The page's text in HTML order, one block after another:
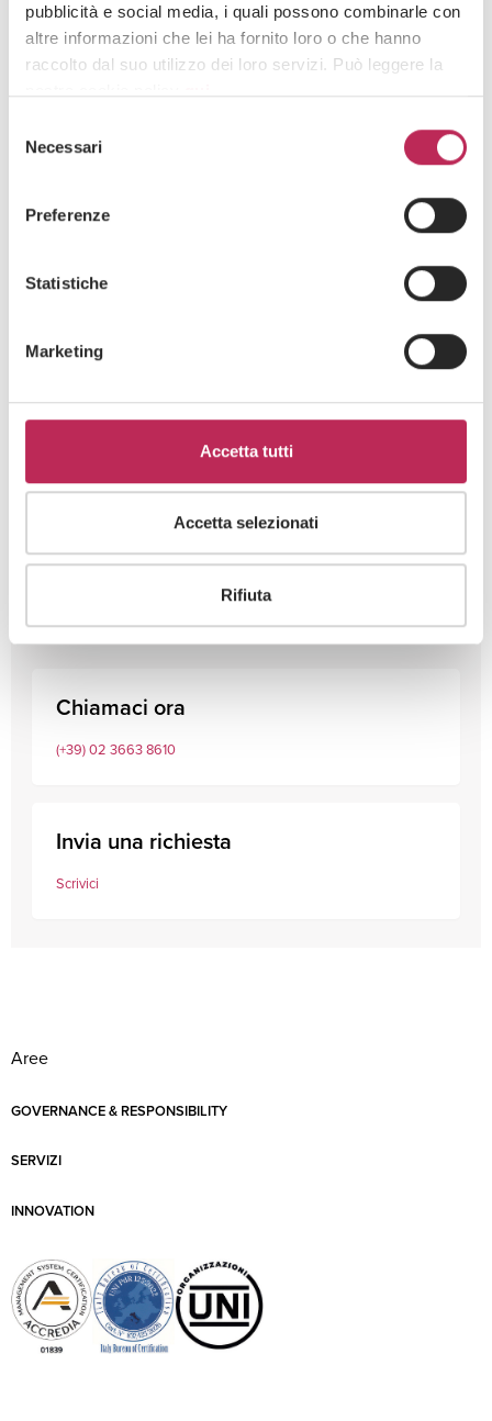
pubblicità e social media, i quali possono combinarle con
altre informazioni che lei ha fornito loro o che hanno
raccolto dal suo utilizzo dei loro servizi. Può leggere la
Attenzione: chiudendo questo banner, cliccando in
un’area sottostante o accedendo ad un’altra pagina del
delNecessari
Preferenze
Statistiche
Marketing
Accetta tutti
Accetta selezionati
Rifiuta
Newsletter
Area di interesse
dell'informativa della privacy
Consulta i nostri professionisti
Chiamaci ora
(+39) 02 3663 8610
Invia una richiesta
Scrivici
Aree
GOVERNANCE & RESPONSIBILITY
SERVIZI
INNOVATION